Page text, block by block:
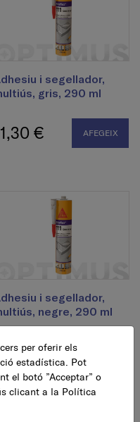
i segellador,
gris, 290 ml
€ AFEGEIX
i segellador,
negre, 290 ml
€
per oferir els
estadística. Pot
el botó ”Acceptar” o
clicant a la Política